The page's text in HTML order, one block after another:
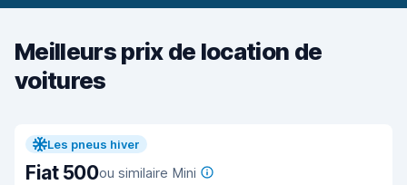
Meilleurs prix de location de
voitures
Les pneus hiver
Fiat 500ou similaire Mini